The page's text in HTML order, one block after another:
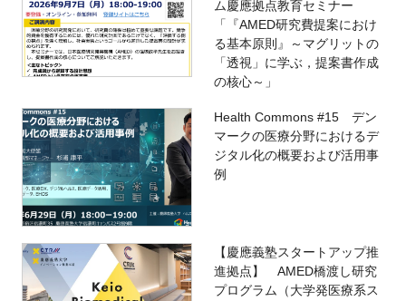
ム慶應拠点教育セミナー
「『AMED研究費提案におけ
る基本原則』～マグリットの
「透視」に学ぶ，提案書作成
の核心～」
Health Commons #15 デン
マークの医療分野におけるデ
ジタル化の概要および活用事
例
【慶應義塾スタートアップ推
進拠点】 AMED橋渡し研究
プログラム（大学発医療系ス